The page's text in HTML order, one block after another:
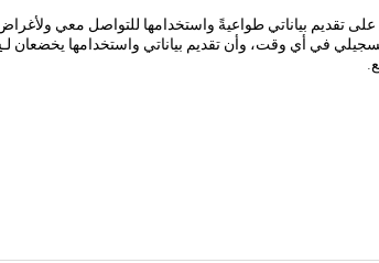
تقديم بياناتي طواعيةً واستخدامها للتواصل معي
في أي وقت، وأن تقديم بياناتي واستخدامها يخضعان لـ